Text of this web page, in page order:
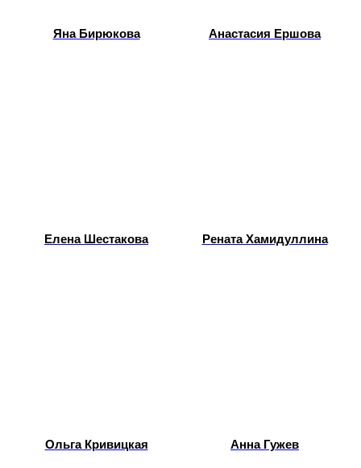
Яна Бирюкова Анастасия Ершова
Елена Шестакова Рената Хамидуллина
Ольга Кривицкая Анна Гужев